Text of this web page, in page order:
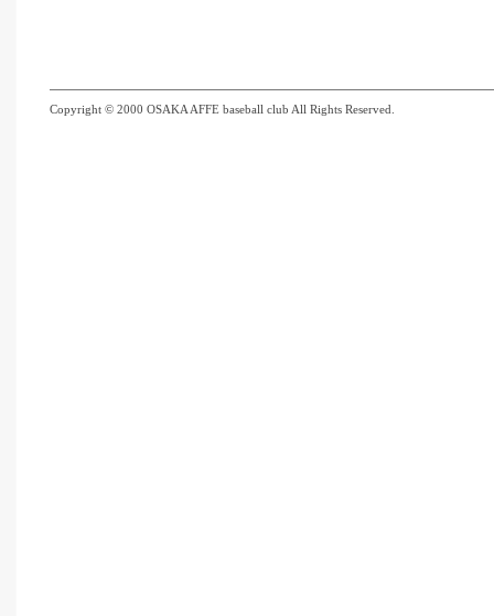
Copyright © 2000 OSAKA AFFE baseball club All Rights Reserved.